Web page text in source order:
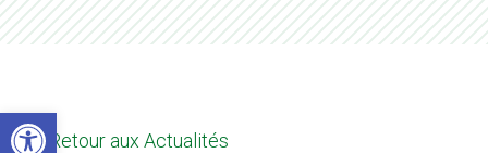
Ouvrir la barre d’outilsRetour aux Actualités